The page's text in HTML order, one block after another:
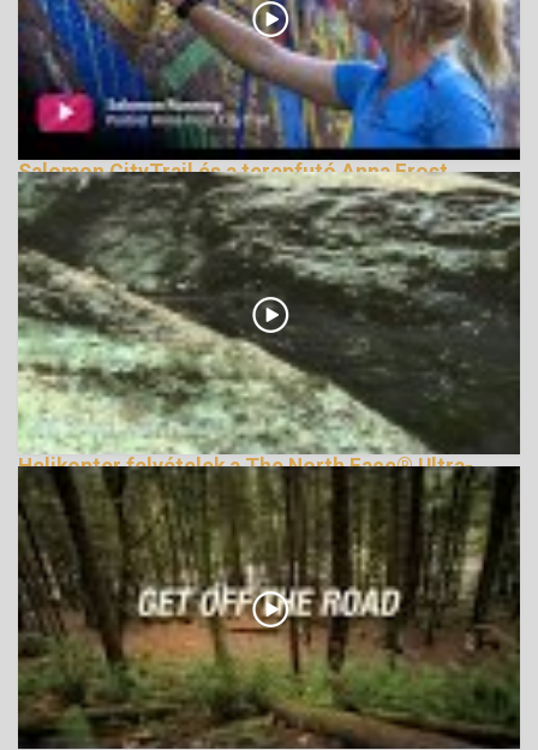
Salomon CityTrail és a terepfutó Anna Frost
164866 Nézetek
Helikopter felvételek a The North Face® Ultra-
Trail du Mont-Blanc® 2011-ről
169383 Nézetek